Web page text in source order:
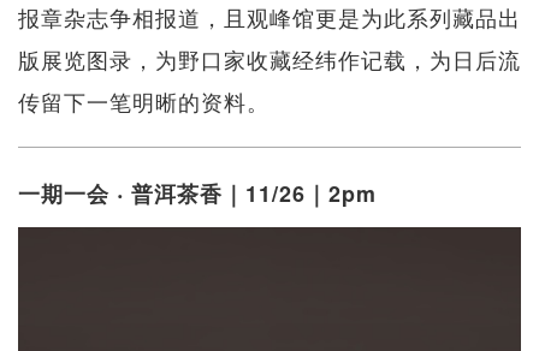
报章杂志争相报道，且观峰馆更是为此系列藏品出
版展览图录，为野口家收藏经纬作记载，为日后流
传留下一笔明晰的资料。
一期一会 ‧ 普洱茶香｜11/26｜2pm